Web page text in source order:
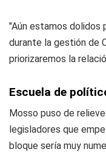
"Aún estamos dolidos
durante la gestión de
priorizaremos la
Escuela de
Mosso puso de
legisladores que
bloque sería muy